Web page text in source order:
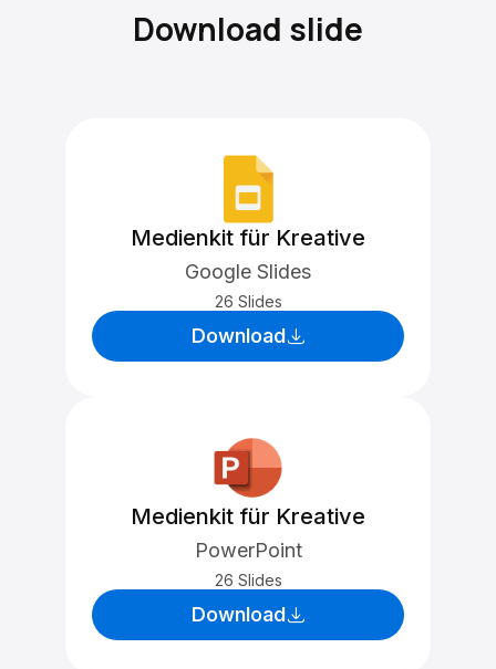
Download slide
Medienkit für Kreative
Google Slides
26 Slides
Download
Medienkit für Kreative
PowerPoint
26 Slides
Download